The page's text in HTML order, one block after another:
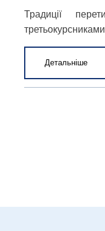
Традиції
Детальніше